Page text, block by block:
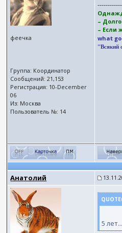
феечка
Группа: Координатор
Сообщений: 21,153
Регистрация: 10-December
06
Из: Москва
Пользователь №: 14
–
– Если
what
"Всякий
Анатолий
5